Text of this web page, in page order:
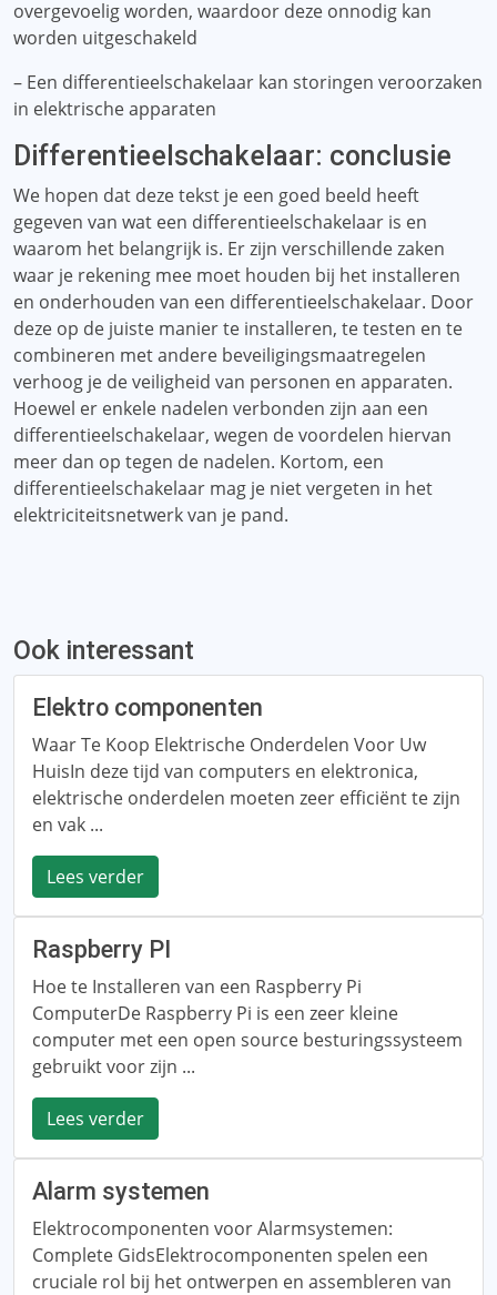
overgevoelig worden, waardoor deze onnodig kan
worden uitgeschakeld
– Een differentieelschakelaar kan storingen veroorzaken
in elektrische apparaten
Differentieelschakelaar: conclusie
We hopen dat deze tekst je een goed beeld heeft
gegeven van wat een differentieelschakelaar is en
waarom het belangrijk is. Er zijn verschillende zaken
waar je rekening mee moet houden bij het installeren
en onderhouden van een differentieelschakelaar. Door
deze op de juiste manier te installeren, te testen en te
combineren met andere beveiligingsmaatregelen
verhoog je de veiligheid van personen en apparaten.
Hoewel er enkele nadelen verbonden zijn aan een
differentieelschakelaar, wegen de voordelen hiervan
meer dan op tegen de nadelen. Kortom, een
differentieelschakelaar mag je niet vergeten in het
elektriciteitsnetwerk van je pand.
Ook interessant
Elektro componenten
Waar Te Koop Elektrische Onderdelen Voor Uw
HuisIn deze tijd van computers en elektronica,
elektrische onderdelen moeten zeer efficiënt te zijn
en vak ...
Lees verder
Raspberry PI
Hoe te Installeren van een Raspberry Pi
ComputerDe Raspberry Pi is een zeer kleine
computer met een open source besturingssysteem
gebruikt voor zijn ...
Lees verder
Alarm systemen
Elektrocomponenten voor Alarmsystemen:
Complete GidsElektrocomponenten spelen een
cruciale rol bij het ontwerpen en assembleren van